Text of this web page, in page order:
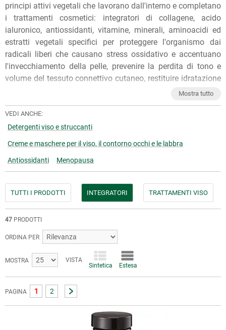
principi attivi vegetali che lavorano dall'interno e completano
i trattamenti cosmetici: integratori di collagene, acido
ialuronico, antiossidanti, vitamine, minerali, aminoacidi ed
estratti vegetali specifici per proteggere l'organismo dai
radicali liberi che causano stress ossidativo e accentuano
l'invecchiamento della pelle, prevenire la perdita di tono e
volume del tessuto connettivo cutaneo, restituire idratazione
ed elasticità alla pelle, contrastando rughe, segni
Per qualunque consiglio sull'utilizzo dei nostri prodotti, puoi
chiedere ai nostri erboristi una
impegno. Per ulteriori informazioni, inoltre, puoi consultare
Articoli di approfondimento
Mostra tutto
VEDI ANCHE:
Detergenti viso e struccanti
Creme e maschere per il viso, il contorno occhi e le labbra
Antiossidanti Menopausa
TUTTI I PRODOTTI INTEGRATORI TRATTAMENTI VISO
47 PRODOTTI
ORDINA PER
MOSTRA VISTA
Sintetica Estesa
PAGINA 1 2